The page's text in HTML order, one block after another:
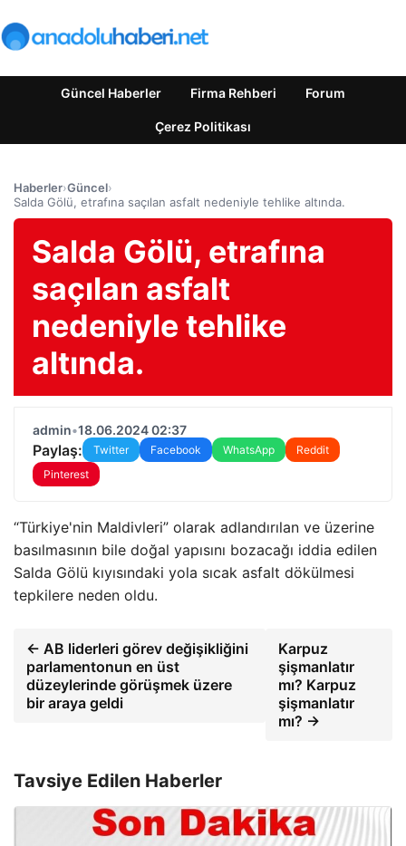
Güncel Haberler Firma Rehberi Forum
Çerez Politikası
Haberler›Güncel›
Salda Gölü, etrafına saçılan asfalt nedeniyle tehlike altında.
Salda Gölü, etrafına
saçılan asfalt
nedeniyle tehlike
altında.
admin•18.06.2024 02:37
Paylaş: Twitter Facebook WhatsApp
Reddit
Pinterest
“Türkiye'nin Maldivleri” olarak adlandırılan ve üzerine
basılmasının bile doğal yapısını bozacağı iddia edilen
Salda Gölü kıyısındaki yola sıcak asfalt dökülmesi
tepkilere neden oldu.
← AB liderleri görev değişikliğini
parlamentonun en üst
düzeylerinde görüşmek üzere
bir araya geldi
Karpuz
şişmanlatır
mı? Karpuz
şişmanlatır
mı? →
Tavsiye Edilen Haberler